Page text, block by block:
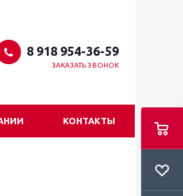
8 918 954-36-59
ЗАКАЗАТЬ ЗВОНОК
КОНТАКТЫ